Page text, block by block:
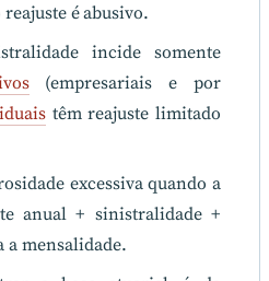
é abusivo.
incide somente
(empresariais e por
têm reajuste limitado
excessiva quando a
anual + sinistralidade +
mensalidade.